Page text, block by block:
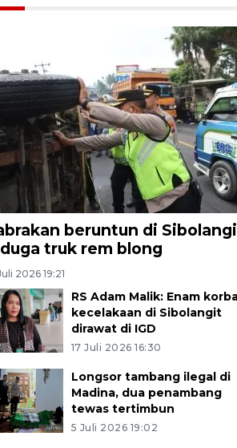
beruntun di
truk rem blong
2026 19:21
RS Adam Malik: Enam
kecelakaan di Sibolangit
dirawat di IGD
17 Juli 2026 16:30
Longsor tambang ilegal di
Madina, dua penambang
tewas tertimbun
5 Juli 2026 19:02